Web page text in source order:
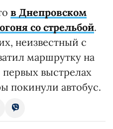
в Днепровском
со стрельбой.
неизвестный с
маршрутку на
выстрелах
покинули автобус.